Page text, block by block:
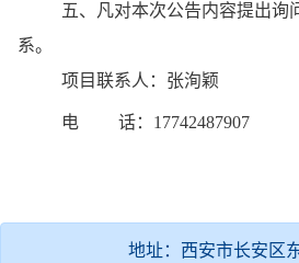
五、凡对本次公告内容提出询
系。
项目联系人：张洵颖
电 话：17742487907
地址：西安市长安区